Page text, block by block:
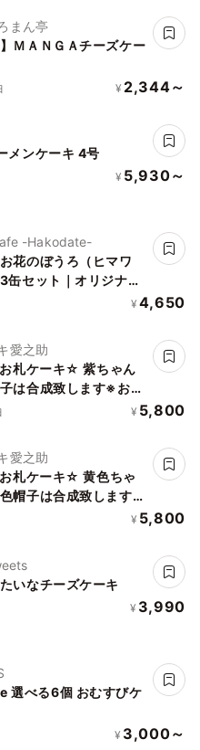
まん亭
】ＭＡＮＧＡチーズケー
¥ 2,344～
メンケーキ 4号
¥ 5,930～
-Hakodate-
花のぼうろ（ヒマワ
缶セット｜オリジナル
¥ 4,650
愛之助
札ケーキ☆ 紫ちゃん
は合成致します※お体
、お顔・ちゃんちゃん
¥ 5,800
愛之助
札ケーキ☆ 黄色ちゃ
帽子は合成致します※
まま、お顔・ちゃんち
¥ 5,800
いなチーズケーキ
¥ 3,990
6個 おむすびケ
¥ 3,000～